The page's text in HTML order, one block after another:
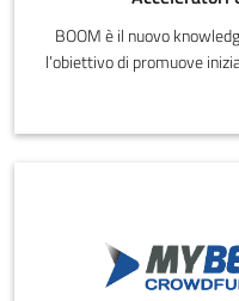
BOOM è il nuovo
l’obiettivo di promuove